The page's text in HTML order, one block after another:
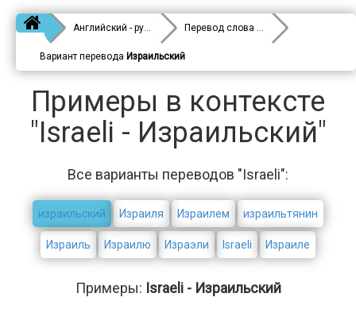
Английский - русский Перевод слова
Israeli
Вариант перевода Израильский
Примеры в контексте
"Israeli - Израильский"
Все варианты переводов "Israeli":
израильский Израиля Израилем израильтянин
Израиль Израилю Израэли Israeli Израиле
Примеры: Israeli - Израильский